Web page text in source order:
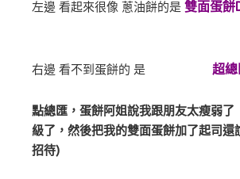
左邊 看起來很像 蔥油餅的是 雙面蛋
右邊 看不到蛋餅的 是 超
點總匯，蛋餅阿姐說我跟朋友太瘦弱了
級了，然後把我的雙面蛋餅加了起司還
招待)